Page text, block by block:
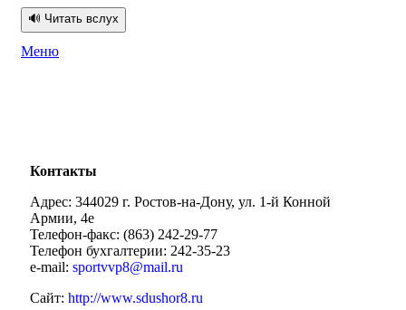
🔊 Читать вслух
Меню
Контакты
Адрес: 344029 г. Ростов-на-Дону, ул. 1-й Конной
Армии, 4е
Телефон-факс: (863) 242-29-77
Телефон бухгалтерии: 242-35-23
e-mail: sportvvp8@mail.ru
Сайт: http://www.sdushor8.ru